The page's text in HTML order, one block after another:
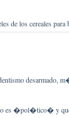
de los cereales para
desarmado,
es �pol�tico� y